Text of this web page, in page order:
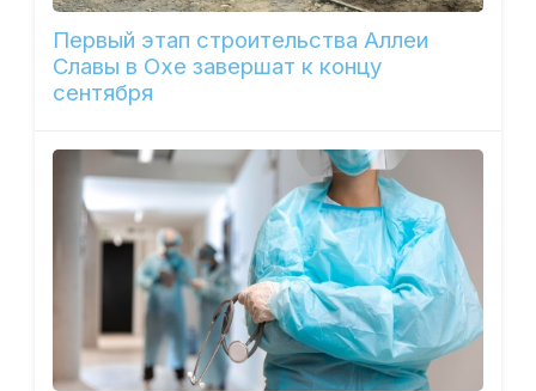
Первый этап строительства Аллеи
Славы в Охе завершат к концу
сентября